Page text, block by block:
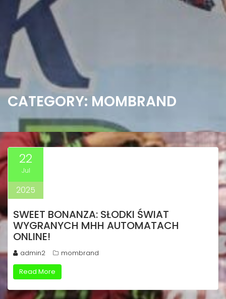
CATEGORY: MOMBRAND
22
Jul
2025
SWEET BONANZA: SŁODKI ŚWIAT
WYGRANYCH MHH AUTOMATACH
ONLINE!
admin2
mombrand
Read More